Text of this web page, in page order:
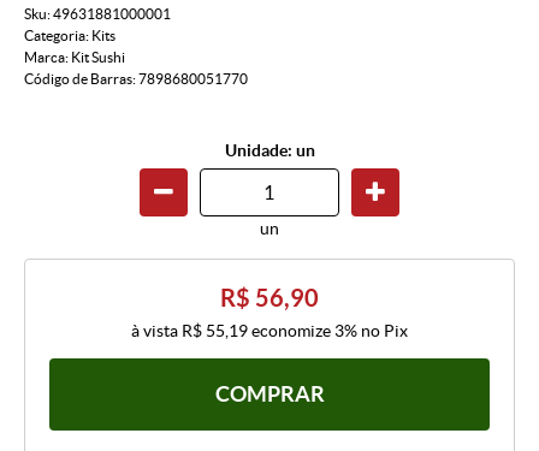
Sku:49631881000001
Categoria: Kits
Marca: Kit Sushi
Código de Barras:7898680051770
Unidade: un
un
R$ 56,90
à vista R$ 55,19economize 3% no Pix
COMPRAR